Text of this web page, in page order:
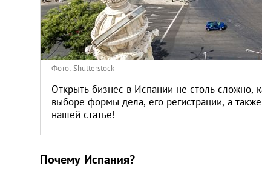
Кипр
Латвия
Литва
Польша
Фото: Shutterstock
Открыть бизнес в Испании не столь сложно,
выборе формы дела, его регистрации, а
нашей статье!
Почему Испания?